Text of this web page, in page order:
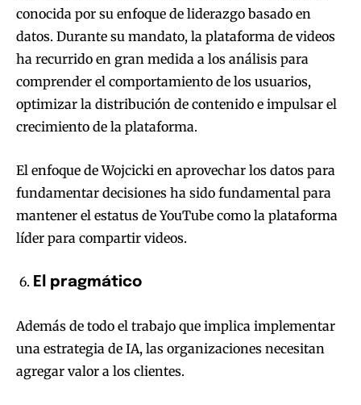
conocida por su enfoque de liderazgo basado en
datos. Durante su mandato, la plataforma de videos
ha recurrido en gran medida a los análisis para
comprender el comportamiento de los usuarios,
optimizar la distribución de contenido e impulsar el
crecimiento de la plataforma.
El enfoque de Wojcicki en aprovechar los datos para
fundamentar decisiones ha sido fundamental para
mantener el estatus de YouTube como la plataforma
líder para compartir videos.
El pragmático
Además de todo el trabajo que implica implementar
una estrategia de IA, las organizaciones necesitan
agregar valor a los clientes.